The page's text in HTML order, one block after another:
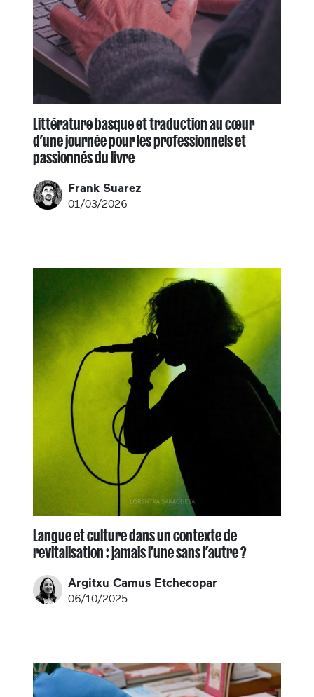
Littérature basque et traduction au cœur
d’une journée pour les professionnels et
passionnés du livre
Frank Suarez
01/03/2026
Langue et culture dans un contexte de
revitalisation : jamais l’une sans l’autre ?
Argitxu Camus Etchecopar
06/10/2025